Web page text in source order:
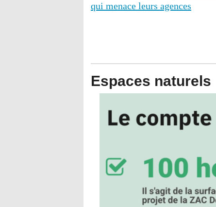
qui menace leurs agences
Espaces naturels